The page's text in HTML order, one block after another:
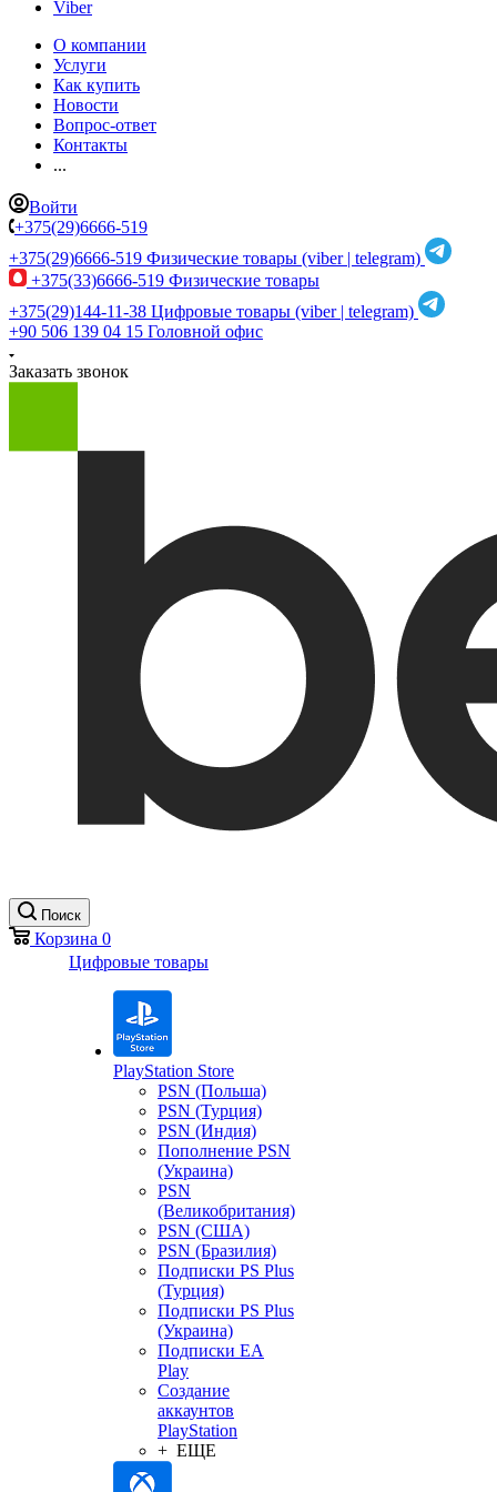
Viber
О компании
Услуги
Как купить
Новости
Вопрос-ответ
Контакты
...
Войти
+375(29)6666-519
+375(29)6666-519 Физические товары (viber | telegram)
+375(33)6666-519 Физические товары
+375(29)144-11-38 Цифровые товары (viber | telegram)
+90 506 139 04 15 Головной офис
Заказать звонок
Поиск
Корзина 0
Цифровые товары
PlayStation Store
PSN (Польша)
PSN (Турция)
PSN (Индия)
Пополнение PSN
(Украина)
PSN
(Великобритания)
PSN (США)
PSN (Бразилия)
Подписки PS Plus
(Турция)
Подписки PS Plus
(Украина)
Подписки EA
Play
Создание
аккаунтов
PlayStation
+ ЕЩЕ